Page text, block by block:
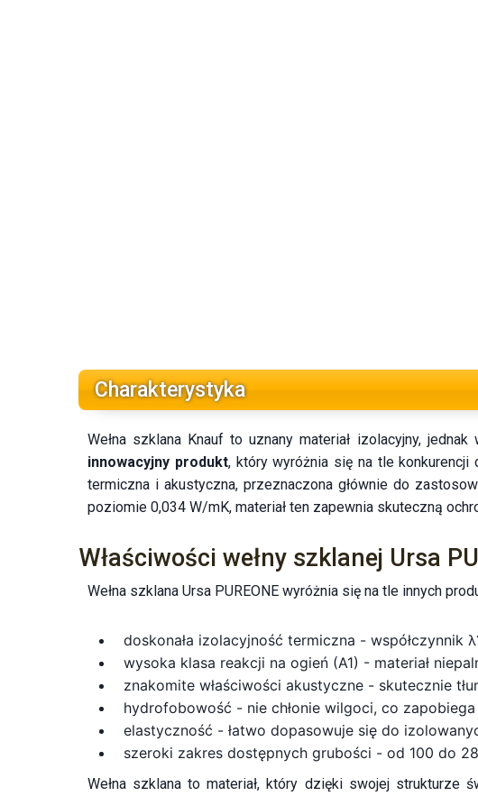
Charakterystyka
Wełna szklana Knauf to uznany materiał izolacyjny,
innowacyjny produkt, który wyróżnia się na tle konkurencji
termiczna i akustyczna, przeznaczona głównie do
poziomie 0,034 W/mK, materiał ten zapewnia skuteczną
Właściwości wełny szklanej Ursa
Wełna szklana Ursa PUREONE wyróżnia się na tle innych
doskonała izolacyjność termiczna - współczynnik
wysoka klasa reakcji na ogień (A1) - materiał
znakomite właściwości akustyczne - skutecznie
hydrofobowość - nie chłonie wilgoci, co
elastyczność - łatwo dopasowuje się do
szeroki zakres dostępnych grubości - od 100 do
Wełna szklana to materiał, który dzięki swojej strukturze